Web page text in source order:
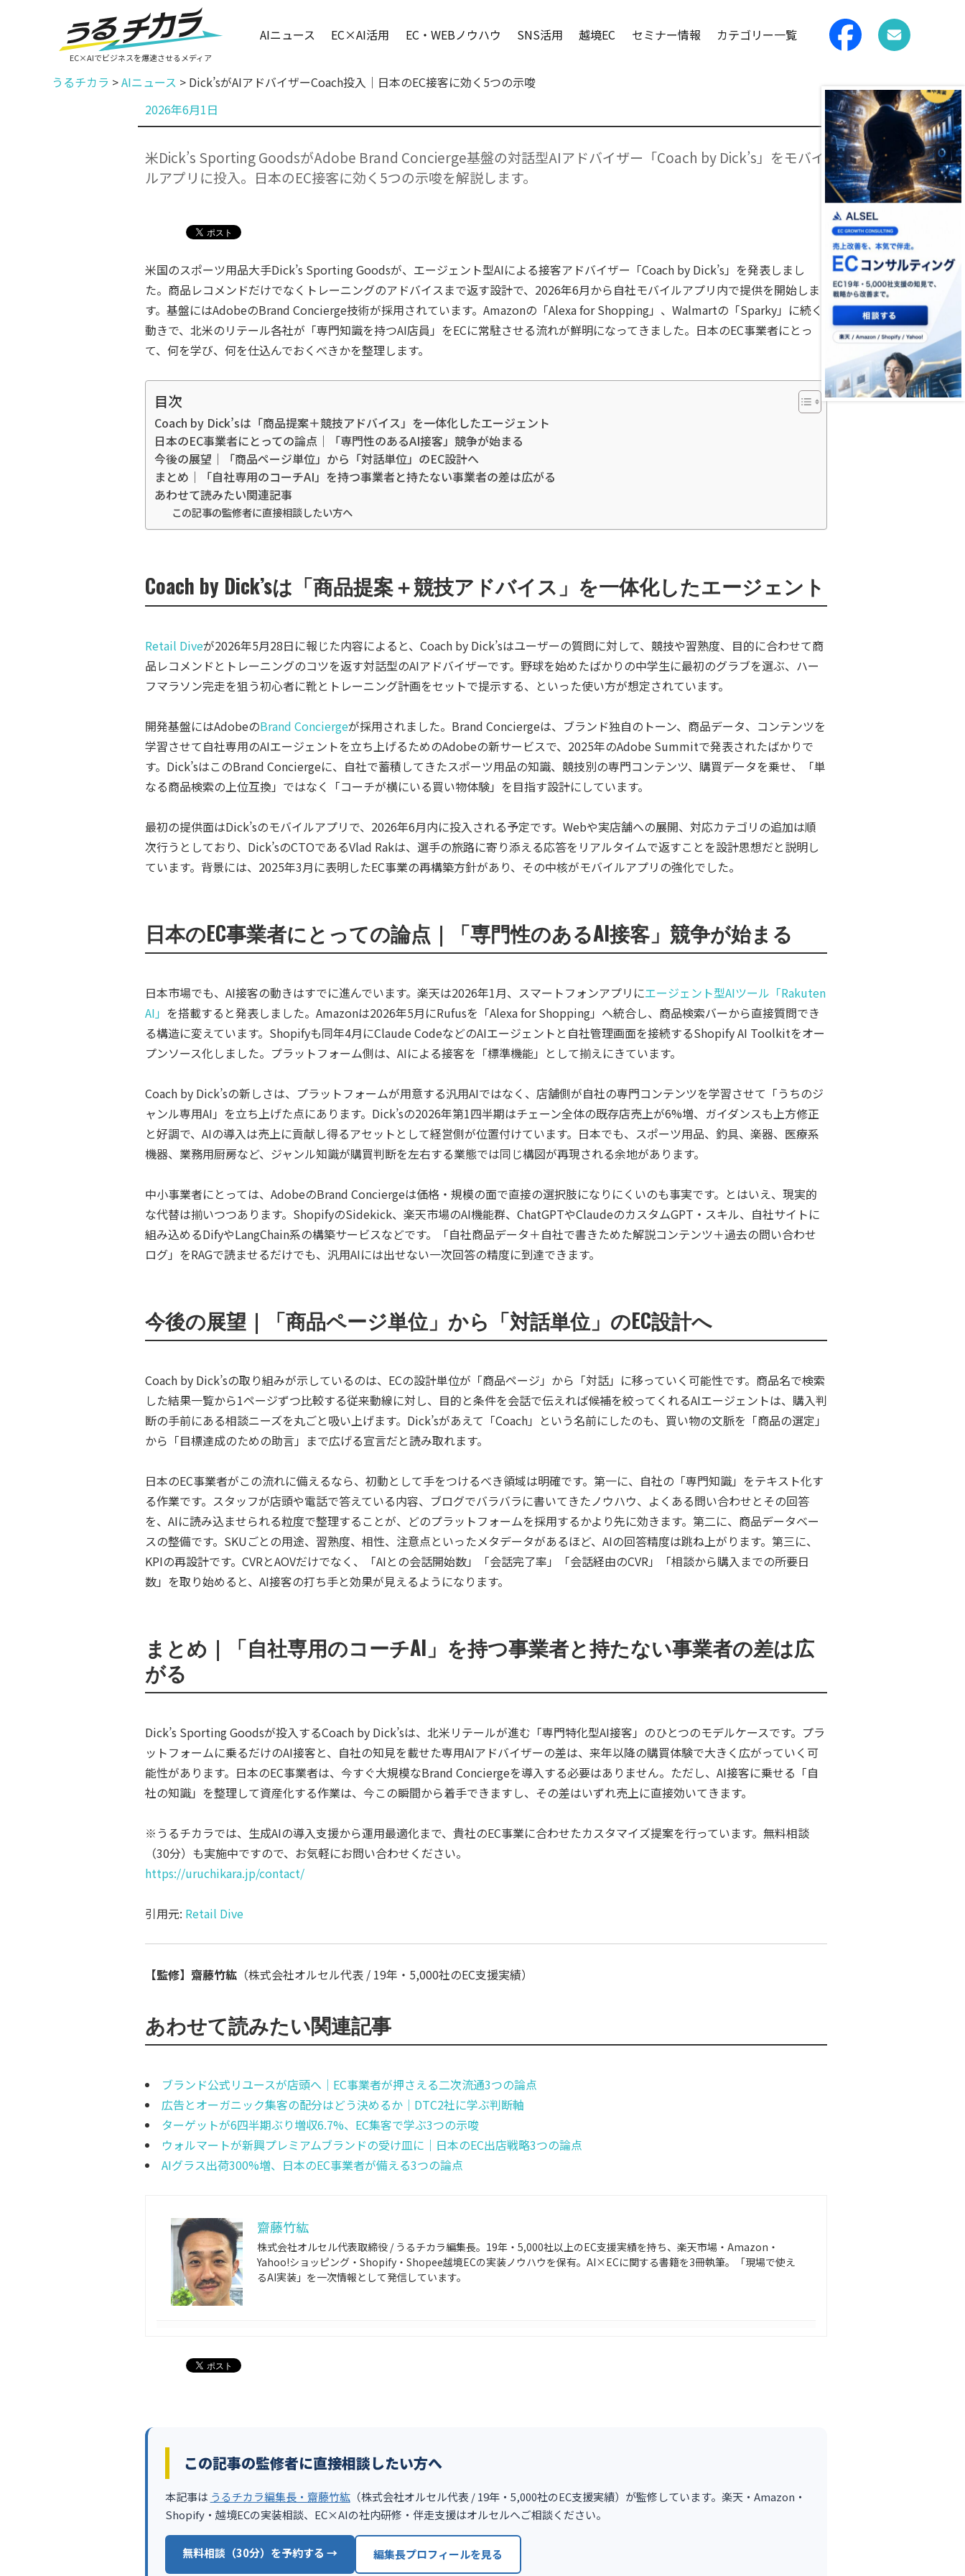
EC×AIでビジネスを爆速させるメディア
AIニュース EC×AI活用 EC・WEBノウハウ SNS活用 越境EC セミナー情報 カテゴリー一覧
うるチカラ >AIニュース > Dick’sがAIアドバイザーCoach投入｜日本のEC接客に効く5つの示唆
米Dick’s Sporting GoodsがAdobe Brand Concierge基盤の対話型AIアドバイザー「Coach by Dick’s」をモバイ
ルアプリに投入。日本のEC接客に効く5つの示唆を解説します。
投
稿
日:
2026年6月1日
米国のスポーツ用品大手Dick’s Sporting Goodsが、エージェント型AIによる接客アドバイザー「Coach by Dick’s」を発表しまし
た。商品レコメンドだけでなくトレーニングのアドバイスまで返す設計で、2026年6月から自社モバイルアプリ内で提供を開始しま
す。基盤にはAdobeのBrand Concierge技術が採用されています。Amazonの「Alexa for Shopping」、Walmartの「Sparky」に続く
動きで、北米のリテール各社が「専門知識を持つAI店員」をECに常駐させる流れが鮮明になってきました。日本のEC事業者にとっ
て、何を学び、何を仕込んでおくべきかを整理します。
目次
Coach by Dick’sは「商品提案＋競技アドバイス」を一体化したエージェント
日本のEC事業者にとっての論点｜「専門性のあるAI接客」競争が始まる
今後の展望｜「商品ページ単位」から「対話単位」のEC設計へ
まとめ｜「自社専用のコーチAI」を持つ事業者と持たない事業者の差は広がる
あわせて読みたい関連記事
この記事の監修者に直接相談したい方へ
Coach by Dick’sは「商品提案＋競技アドバイス」を一体化したエージェント
Retail Diveが2026年5月28日に報じた内容によると、Coach by Dick’sはユーザーの質問に対して、競技や習熟度、目的に合わせて商
品レコメンドとトレーニングのコツを返す対話型のAIアドバイザーです。野球を始めたばかりの中学生に最初のグラブを選ぶ、ハー
フマラソン完走を狙う初心者に靴とトレーニング計画をセットで提示する、といった使い方が想定されています。
開発基盤にはAdobeのBrand Conciergeが採用されました。Brand Conciergeは、ブランド独自のトーン、商品データ、コンテンツを
学習させて自社専用のAIエージェントを立ち上げるためのAdobeの新サービスで、2025年のAdobe Summitで発表されたばかりで
す。Dick’sはこのBrand Conciergeに、自社で蓄積してきたスポーツ用品の知識、競技別の専門コンテンツ、購買データを乗せ、「単
なる商品検索の上位互換」ではなく「コーチが横にいる買い物体験」を目指す設計にしています。
最初の提供面はDick’sのモバイルアプリで、2026年6月内に投入される予定です。Webや実店舗への展開、対応カテゴリの追加は順
次行うとしており、Dick’sのCTOであるVlad Rakは、選手の旅路に寄り添える応答をリアルタイムで返すことを設計思想だと説明し
ています。背景には、2025年3月に表明したEC事業の再構築方針があり、その中核がモバイルアプリの強化でした。
日本のEC事業者にとっての論点｜「専門性のあるAI接客」競争が始まる
日本市場でも、AI接客の動きはすでに進んでいます。楽天は2026年1月、スマートフォンアプリにエージェント型AIツール「Rakuten
AI」 を搭載すると発表しました。Amazonは2026年5月にRufusを「Alexa for Shopping」へ統合し、商品検索バーから直接質問でき
る構造に変えています。Shopifyも同年4月にClaude CodeなどのAIエージェントと自社管理画面を接続するShopify AI Toolkitをオー
プンソース化しました。プラットフォーム側は、AIによる接客を「標準機能」として揃えにきています。
Coach by Dick’sの新しさは、プラットフォームが用意する汎用AIではなく、店舗側が自社の専門コンテンツを学習させて「うちのジ
ャンル専用AI」を立ち上げた点にあります。Dick’sの2026年第1四半期はチェーン全体の既存店売上が6%増、ガイダンスも上方修正
と好調で、AIの導入は売上に貢献し得るアセットとして経営側が位置付けています。日本でも、スポーツ用品、釣具、楽器、医療系
機器、業務用厨房など、ジャンル知識が購買判断を左右する業態では同じ構図が再現される余地があります。
中小事業者にとっては、AdobeのBrand Conciergeは価格・規模の面で直接の選択肢になりにくいのも事実です。とはいえ、現実的
な代替は揃いつつあります。ShopifyのSidekick、楽天市場のAI機能群、ChatGPTやClaudeのカスタムGPT・スキル、自社サイトに
組み込めるDifyやLangChain系の構築サービスなどです。「自社商品データ＋自社で書きためた解説コンテンツ＋過去の問い合わせ
ログ」をRAGで読ませるだけでも、汎用AIには出せない一次回答の精度に到達できます。
今後の展望｜「商品ページ単位」から「対話単位」のEC設計へ
Coach by Dick’sの取り組みが示しているのは、ECの設計単位が「商品ページ」から「対話」に移っていく可能性です。商品名で検索
した結果一覧から1ページずつ比較する従来動線に対し、目的と条件を会話で伝えれば候補を絞ってくれるAIエージェントは、購入判
断の手前にある相談ニーズを丸ごと吸い上げます。Dick’sがあえて「Coach」という名前にしたのも、買い物の文脈を「商品の選定」
から「目標達成のための助言」まで広げる宣言だと読み取れます。
日本のEC事業者がこの流れに備えるなら、初動として手をつけるべき領域は明確です。第一に、自社の「専門知識」をテキスト化す
る作業です。スタッフが店頭や電話で答えている内容、ブログでバラバラに書いてきたノウハウ、よくある問い合わせとその回答
を、AIに読み込ませられる粒度で整理することが、どのプラットフォームを採用するかより先に効きます。第二に、商品データベー
スの整備です。SKUごとの用途、習熟度、相性、注意点といったメタデータがあるほど、AIの回答精度は跳ね上がります。第三に、
KPIの再設計です。CVRとAOVだけでなく、「AIとの会話開始数」「会話完了率」「会話経由のCVR」「相談から購入までの所要日
数」を取り始めると、AI接客の打ち手と効果が見えるようになります。
まとめ｜「自社専用のコーチAI」を持つ事業者と持たない事業者の差は広
がる
Dick’s Sporting Goodsが投入するCoach by Dick’sは、北米リテールが進む「専門特化型AI接客」のひとつのモデルケースです。プラ
ットフォームに乗るだけのAI接客と、自社の知見を載せた専用AIアドバイザーの差は、来年以降の購買体験で大きく広がっていく可
能性があります。日本のEC事業者は、今すぐ大規模なBrand Conciergeを導入する必要はありません。ただし、AI接客に乗せる「自
社の知識」を整理して資産化する作業は、今この瞬間から着手できますし、その差はいずれ売上に直接効いてきます。
※うるチカラでは、生成AIの導入支援から運用最適化まで、貴社のEC事業に合わせたカスタマイズ提案を行っています。無料相談
（30分）も実施中ですので、お気軽にお問い合わせください。
https://uruchikara.jp/contact/
引用元: Retail Dive
【監修】齋藤竹紘（株式会社オルセル代表 / 19年・5,000社のEC支援実績）
あわせて読みたい関連記事
ブランド公式リユースが店頭へ｜EC事業者が押さえる二次流通3つの論点
広告とオーガニック集客の配分はどう決めるか｜DTC2社に学ぶ判断軸
ターゲットが6四半期ぶり増収6.7%、EC集客で学ぶ3つの示唆
ウォルマートが新興プレミアムブランドの受け皿に｜日本のEC出店戦略3つの論点
AIグラス出荷300%増、日本のEC事業者が備える3つの論点
齋藤竹紘
株式会社オルセル代表取締役 / うるチカラ編集長。19年・5,000社以上のEC支援実績を持ち、楽天市場・Amazon・
Yahoo!ショッピング・Shopify・Shopee越境ECの実装ノウハウを保有。AI×ECに関する書籍を3冊執筆。「現場で使え
るAI実装」を一次情報として発信しています。
この記事の監修者に直接相談したい方へ
本記事は うるチカラ編集長・齋藤竹紘（株式会社オルセル代表 / 19年・5,000社のEC支援実績）が監修しています。楽天・Amazon・
Shopify・越境ECの実装相談、EC×AIの社内研修・伴走支援はオルセルへご相談ください。
無料相談（30分）を予約する → 編集長プロフィールを見る